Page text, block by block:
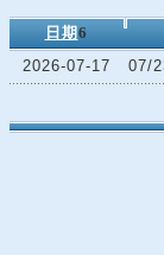
日期 6
2026-07-17
07/